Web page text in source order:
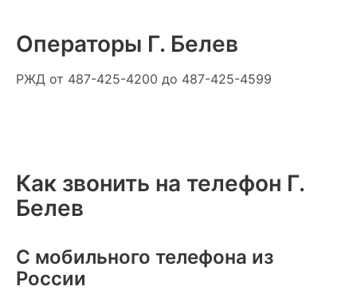
Операторы Г. Белев
РЖД от 487-425-4200 до 487-425-4599
Как звонить на телефон Г.
Белев
С мобильного телефона из
России